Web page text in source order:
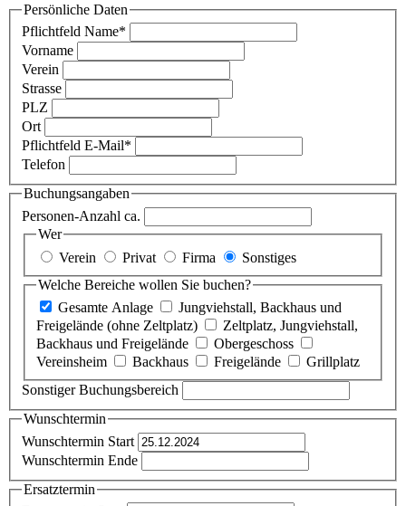
Persönliche Daten
Pflichtfeld Name*
Vorname
Verein
Strasse
PLZ
Ort
Pflichtfeld E-Mail*
Telefon
Buchungsangaben
Personen-Anzahl ca.
Wer
Verein
Privat Firma
Sonstiges
Welche Bereiche wollen Sie buchen?
Gesamte Anlage
Jungviehstall, Backhaus und
Freigelände (ohne Zeltplatz)
Zeltplatz, Jungviehstall,
Backhaus und Freigelände
Obergeschoss
Vereinsheim
Backhaus Freigelände
Grillplatz
Sonstiger Buchungsbereich
Wunschtermin
Wunschtermin Start
Wunschtermin Ende
Ersatztermin